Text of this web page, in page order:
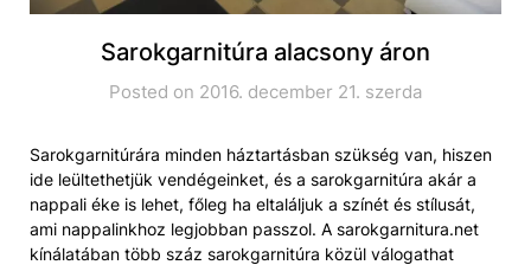
Sarokgarnitúra alacsony áron
Posted on 2016. december 21. szerda
Sarokgarnitúrára minden háztartásban szükség van, hiszen
ide leültethetjük vendégeinket, és a sarokgarnitúra akár a
nappali éke is lehet, főleg ha eltaláljuk a színét és stílusát,
ami nappalinkhoz legjobban passzol. A sarokgarnitura.net
kínálatában több száz sarokgarnitúra közül válogathat